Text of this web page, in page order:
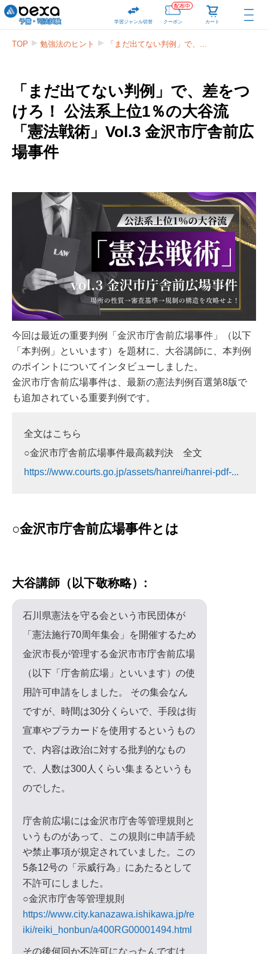
学習ジャンル切替 クーポン
配布中
カート
TOP 勉強法のヒント 「まだ出てない判例」で、...
「まだ出てない判例」で、差をつ
けろ！ 公法系上位1％の大谷流
「憲法戦術」Vol.3 金沢市庁舎前広
場事件
今回は最近の重要判例「金沢市庁舎前広場事件」（以下
「本判例」といいます）を題材に、大谷講師に、本判例
のポイントについてインタビューしました。
金沢市庁舎前広場事件は、最新の憲法判例百選第8版で
も追加されている重要判例です。
全文はこちら
○金沢市庁舎前広場事件最高裁判決 全文
https://www.courts.go.jp/assets/hanrei/hanrei-pdf-...
○金沢市庁舎前広場事件とは
大谷講師（以下敬称略）:
石川県憲法を守る会という市民団体が
「憲法施行70周年集会」を開催するため
金沢市長が管理する金沢市市庁舎前広場
（以下「庁舎前広場」といいます）の使
用許可申請をしました。 その集会なん
ですが、時間は30分くらいで、手段は街
宣車やプラカードを使用するというもの
で、内容は政治に対する批判的なもの
で、人数は300人くらい集まるというも
のでした。
庁舎前広場には金沢市庁舎等管理規則と
いうものがあって、この規則に申請手続
や禁止事項が規定されていました。この
5条12号の「示威行為」にあたるとして
不許可にしました。
○金沢市庁舎等管理規則
https://www.city.kanazawa.ishikawa.jp/re
iki/reiki_honbun/a400RG00001494.html
その後何回か不許可になったんですけ